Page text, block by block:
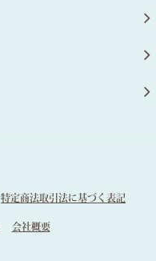
特定商法取引法に基づく表記
会社概要